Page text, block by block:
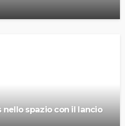
nello spazio con il lancio